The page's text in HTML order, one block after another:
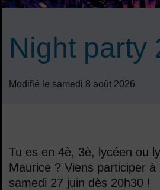
Night party
Modifié le samedi 8 août 2026
Tu es en 4è, 3è, lycéen ou
Maurice ? Viens participer
samedi 27 juin dès 20h30 !